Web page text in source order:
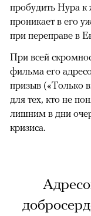
пробудить Нура к
проникает в его
при переправе в
При всей
фильма его
призыв («Только
для тех, кто не
лишним в дни
кризиса.